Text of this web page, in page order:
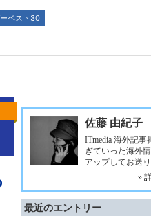
ベスト30
佐藤 由紀子
ITmedia 海外記事
ぎていった海外
アップしてお送り
»
最近のエントリー